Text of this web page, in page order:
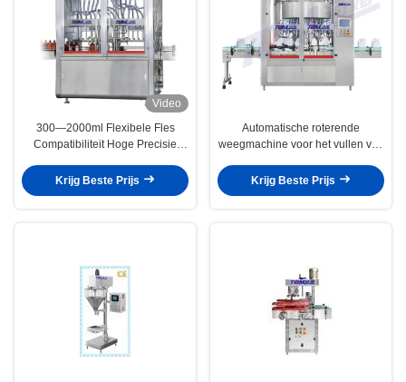
Video
300—2000ml Flexibele Fles
Compatibiliteit Hoge Precisie
Eetbare Olie Voedsel Detergent
Niveau Regeling Vulmachine
Krijg Beste Prijs
Automatische roterende
weegmachine voor het vullen van
Wateroplossingen Fijne
Krijg Beste Prijs